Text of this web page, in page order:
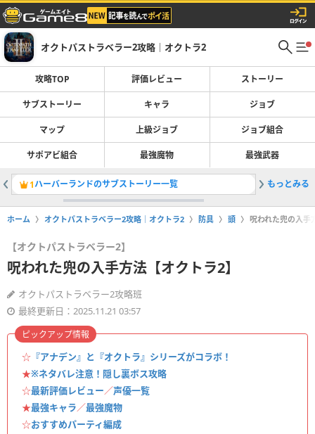
オクトパストラベラー2攻略｜オクトラ2
攻略TOP 評価レビュー ストーリー
サブストーリー キャラ ジョブ
マップ 上級ジョブ ジョブ組合
サポアビ組合 最強魔物 最強武器
1ハーバーランドのサブストーリー一覧 2サブス
もっとみる
ホーム オクトパストラベラー2攻略｜オクトラ2 防具 頭 呪われた兜の入手
【オクトパストラベラー2】
呪われた兜の入手方法【オクトラ2】
オクトパストラベラー2攻略班
最終更新日：2025.11.21 03:57
☆ 『アナデン』と『オクトラ』シリーズがコラボ！
★※ネタバレ注意！隠し裏ボス攻略
☆最新評価レビュー／声優一覧
★最強キャラ／最強魔物
☆おすすめパーティ編成
ピックアップ情報